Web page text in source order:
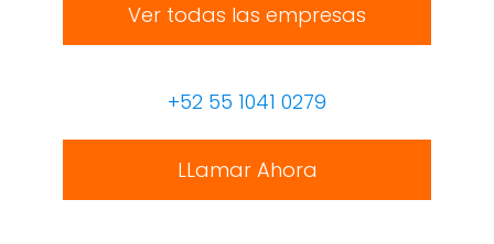
Ver todas las empresas
+52 55 1041 0279
LLamar Ahora